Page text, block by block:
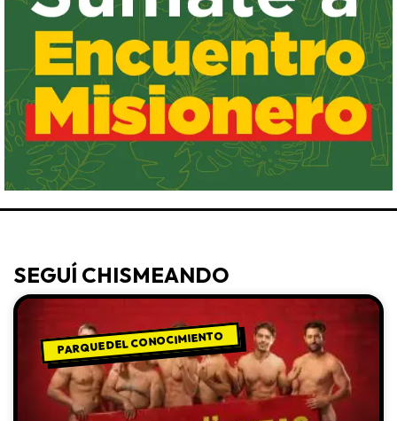
SEGUÍ CHISMEANDO
PARQUE DEL CONOCIMIENTO